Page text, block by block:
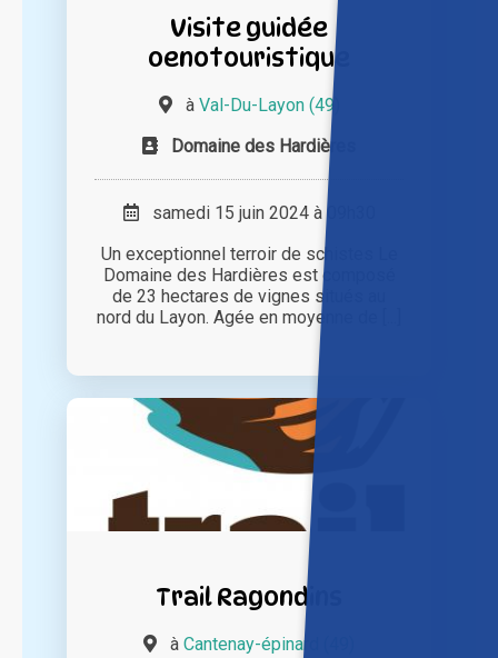
Visite guidée
oenotouristique
à Val-Du-Layon (49)
Domaine des Hardières
samedi 15 juin 2024 à 09h30
Un exceptionnel terroir de schistes Le
Domaine des Hardières est composé
de 23 hectares de vignes situés au
nord du Layon. Agée en moyenne de [...]
Trail Ragondins
à Cantenay-épinard (49)